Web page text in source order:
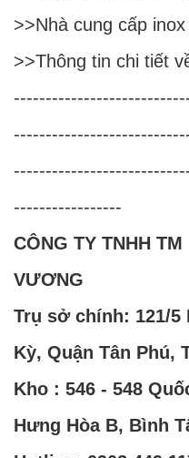
>>Nhà cung cấp
>>Thông tin chi tiết
-----------------
CÔNG TY TNHH TM
VƯƠNG
Trụ sở chính: 121/5
Kỳ, Quận Tân Phú,
Kho : 546 - 548
Hưng Hòa B, Bình